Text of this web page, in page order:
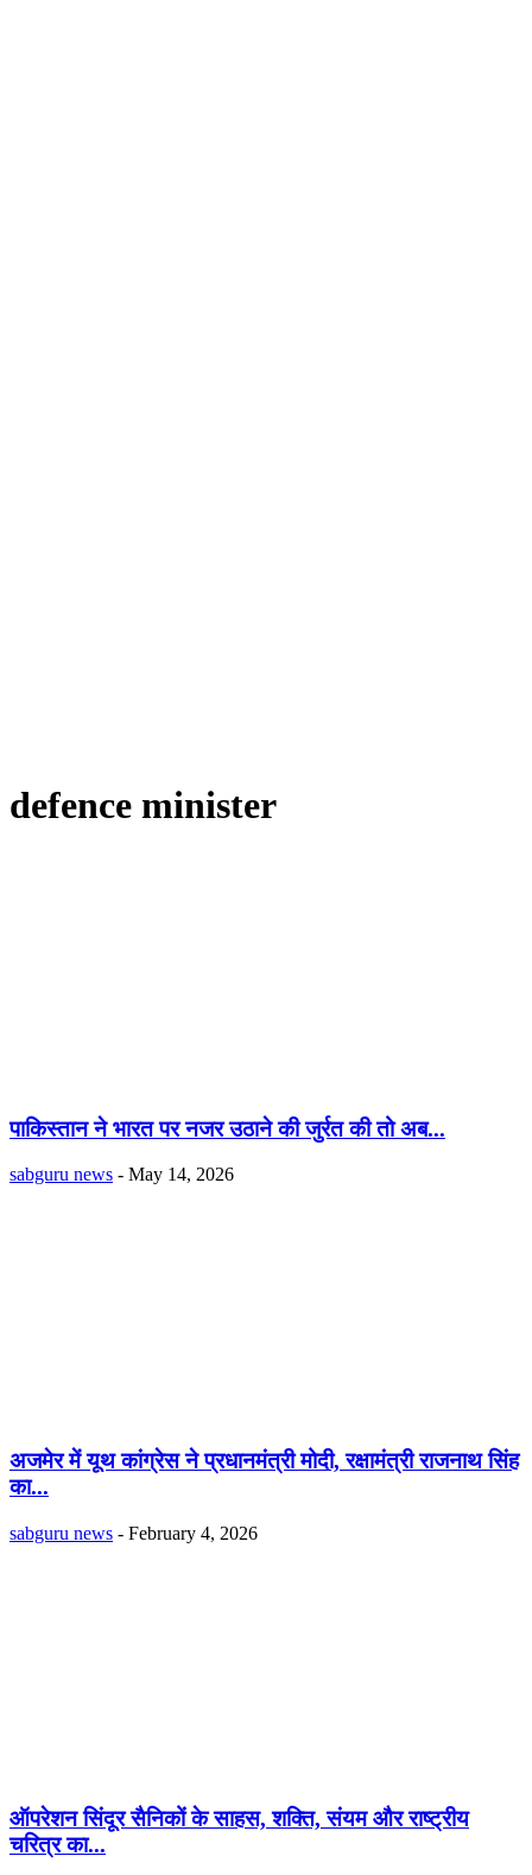
defence minister
पाकिस्तान ने भारत पर नजर उठाने की जुर्रत की तो अब...
sabguru news - May 14, 2026
अजमेर में यूथ कांग्रेस ने प्रधानमंत्री मोदी, रक्षामंत्री राजनाथ सिंह
का...
sabguru news - February 4, 2026
ऑपरेशन सिंदूर सैनिकों के साहस, शक्ति, संयम और राष्ट्रीय
चरित्र का...